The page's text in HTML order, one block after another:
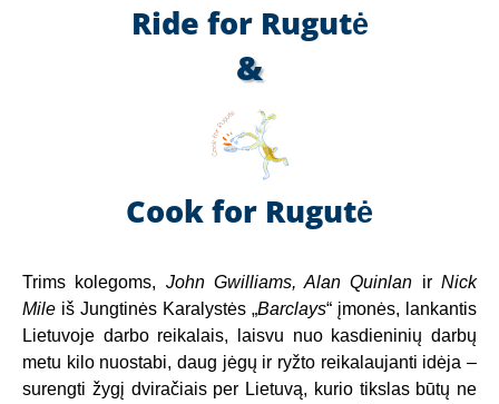
Ride for Rugutė
&
Cook for Rugutė
Trims kolegoms, John Gwilliams, Alan Quinlan irNick
Mile iš Jungtinės Karalystės „Barclays“ įmonės, lankantis
Lietuvoje darbo reikalais, laisvu nuo kasdieninių darbų
metu kilo nuostabi, daug jėgų ir ryžto reikalaujanti idėja –
surengti žygį dviračiais per Lietuvą, kurio tikslas būtų ne